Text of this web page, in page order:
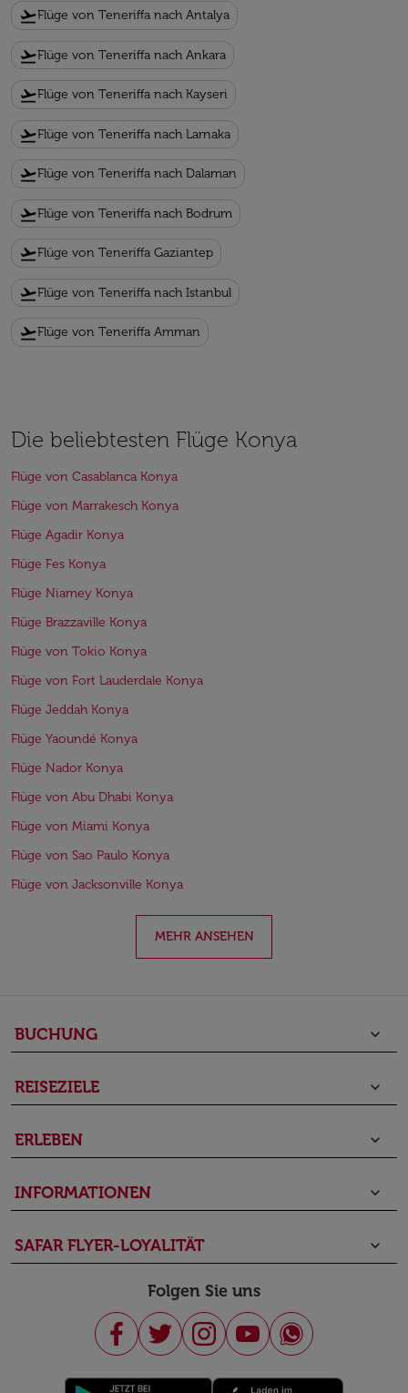
flight_takeoffFlüge von Teneriffa nach Antalya
flight_takeoffFlüge von Teneriffa nach Ankara
flight_takeoffFlüge von Teneriffa nach Kayseri
flight_takeoffFlüge von Teneriffa nach Larnaka
flight_takeoffFlüge von Teneriffa nach Dalaman
flight_takeoffFlüge von Teneriffa nach Bodrum
flight_takeoffFlüge von Teneriffa Gaziantep
flight_takeoffFlüge von Teneriffa nach Istanbul
flight_takeoffFlüge von Teneriffa Amman
Die beliebtesten Flüge Konya
Flüge von Casablanca Konya
Flüge von Marrakesch Konya
Flüge Agadir Konya
Flüge Fes Konya
Flüge Niamey Konya
Flüge Brazzaville Konya
Flüge von Tokio Konya
Flüge von Fort Lauderdale Konya
Flüge Jeddah Konya
Flüge Yaoundé Konya
Flüge Nador Konya
Flüge von Abu Dhabi Konya
Flüge von Miami Konya
Flüge von Sao Paulo Konya
Flüge von Jacksonville Konya
MEHR ANSEHEN
BUCHUNG keyboard_arrow_down
REISEZIELE keyboard_arrow_down
ERLEBEN keyboard_arrow_down
INFORMATIONEN keyboard_arrow_down
SAFAR FLYER-LOYALITÄT keyboard_arrow_down
Folgen Sie uns